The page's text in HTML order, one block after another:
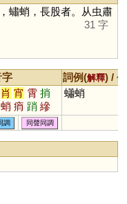
蟰蛸，長股者。从虫肅
31 字
字 詞例(解釋) /
肖 宵 霄 捎
蛸 痟 踃 縿
潚
蠨蛸
調 同聲同調